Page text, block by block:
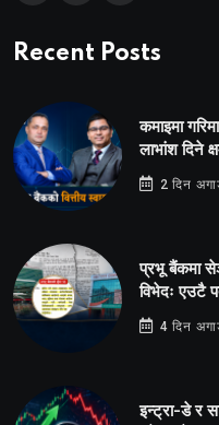
Recent Posts
कमाइमा
लाभांश दिने
2 दिन
प्रभू बैंकमा
विभेदः एउटै
4 दिन
इन्ट्रा-डे र